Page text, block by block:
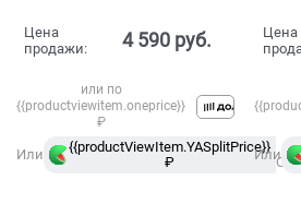
Цена
продажи:
4 590 руб.
или по
{{productviewitem.oneprice}}
₽
Или
{{productViewItem.YASplitPrice}}
₽
в
Цена
Или